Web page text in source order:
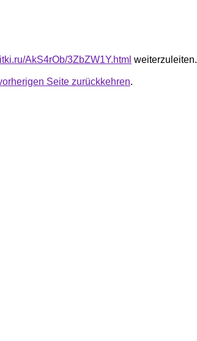
AkS4rOb/3ZbZW1Y.html weiterzuleiten.
Seite zurückkehren.